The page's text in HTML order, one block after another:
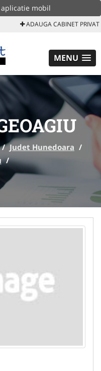
mobil
ADAUGA CABINET PRIVAT
MENU
/ Judet Hunedoara /
/